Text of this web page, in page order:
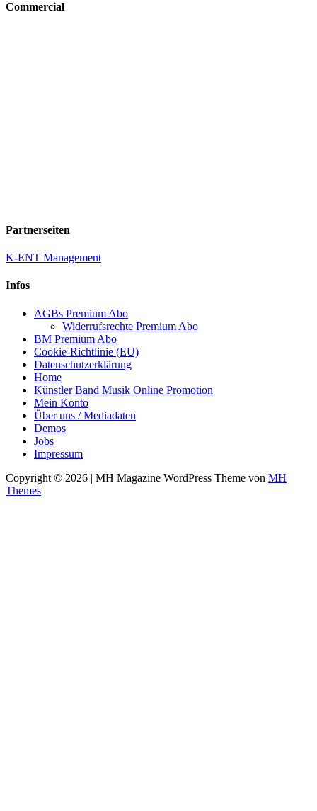
Commercial
Partnerseiten
K-ENT Management
Infos
AGBs Premium Abo
Widerrufsrechte Premium Abo
BM Premium Abo
Cookie-Richtlinie (EU)
Datenschutzerklärung
Home
Künstler Band Musik Online Promotion
Mein Konto
Über uns / Mediadaten
Demos
Jobs
Impressum
Copyright © 2026 | MH Magazine WordPress Theme von MH
Themes